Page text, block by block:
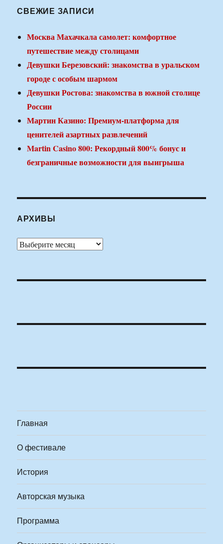
СВЕЖИЕ ЗАПИСИ
Москва Махачкала самолет: комфортное
путешествие между столицами
Девушки Березовский: знакомства в уральском
городе с особым шармом
Девушки Ростова: знакомства в южной столице
России
Мартин Казино: Премиум-платформа для
ценителей азартных развлечений
Martin Casino 800: Рекордный 800% бонус и
безграничные возможности для выигрыша
АРХИВЫ
Архивы
Главная
О фестивале
История
Авторская музыка
Программа